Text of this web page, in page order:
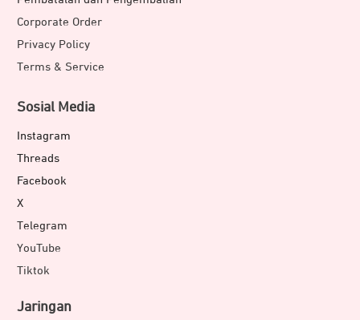
Corporate Order
Privacy Policy
Terms & Service
Sosial Media
Instagram
Threads
Facebook
X
Telegram
YouTube
Tiktok
Jaringan